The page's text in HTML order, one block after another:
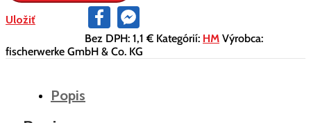
Uložiť
Facebook
Bez DPH: 1,1 € Kategórií: HM Výrobca:
fischerwerke GmbH & Co. KG
Popis